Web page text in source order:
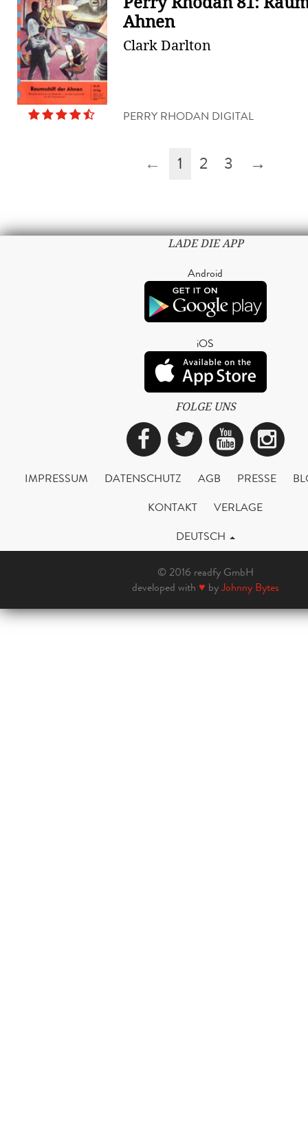
Ahnen
Clark Darlton
PERRY RHODAN DIGITAL
← 1 2 3 →
LADE DIE APP
Android
iOS
FOLGE UNS
Facebook
Twitter
IMPRESSUM DATENSCHUTZ AGB PRESSE
KONTAKT
VERLAGE
DEUTSCH
© 2016 readfy GmbH
developed with ♥ byJohnny Bytes